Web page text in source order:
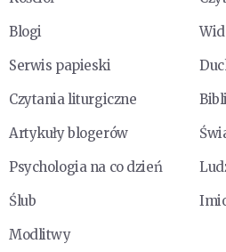
Blogi
Serwis papieski
Czytania liturgiczne
Artykuły blogerów
Psychologia na co dzień
Ślub
Modlitwy